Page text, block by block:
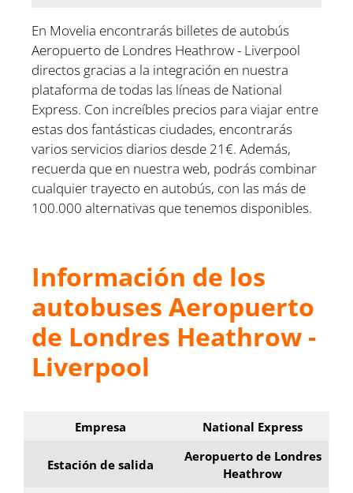
En Movelia encontrarás billetes de autobús
Aeropuerto de Londres Heathrow - Liverpool
directos gracias a la integración en nuestra
plataforma de todas las líneas de National
Express. Con increíbles precios para viajar entre
estas dos fantásticas ciudades, encontrarás
varios servicios diarios desde 21€. Además,
recuerda que en nuestra web, podrás combinar
cualquier trayecto en autobús, con las más de
100.000 alternativas que tenemos disponibles.
Información de los
autobuses Aeropuerto
de Londres Heathrow -
Liverpool
Empresa National Express
Estación de salida
Aeropuerto de Londres
Heathrow